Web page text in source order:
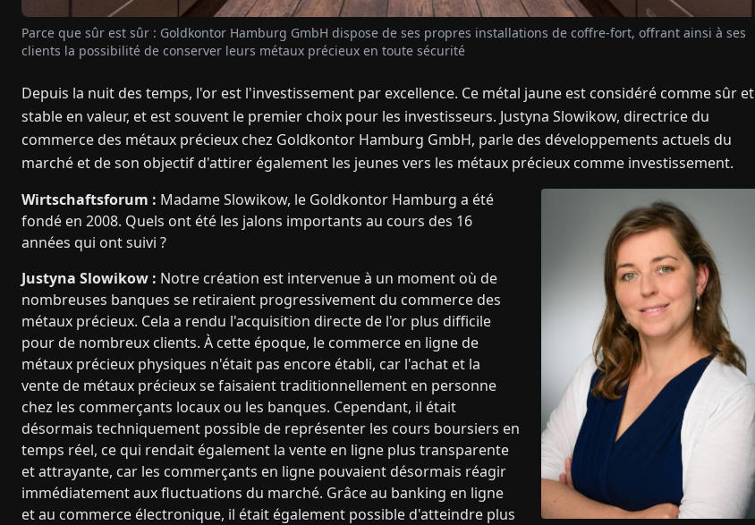
Parce que sûr est sûr : Goldkontor Hamburg GmbH dispose de ses propres installations de coffre-fort, offrant ainsi à ses
clients la possibilité de conserver leurs métaux précieux en toute sécurité
Depuis la nuit des temps, l'or est l'investissement par excellence. Ce métal jaune est considéré comme sûr et
stable en valeur, et est souvent le premier choix pour les investisseurs. Justyna Slowikow, directrice du
commerce des métaux précieux chez Goldkontor Hamburg GmbH, parle des développements actuels du
marché et de son objectif d'attirer également les jeunes vers les métaux précieux comme investissement.
Wirtschaftsforum : Madame Slowikow, le Goldkontor Hamburg a été
fondé en 2008. Quels ont été les jalons importants au cours des 16
années qui ont suivi ?
Justyna Slowikow : Notre création est intervenue à un moment où de
nombreuses banques se retiraient progressivement du commerce des
métaux précieux. Cela a rendu l'acquisition directe de l'or plus difficile
pour de nombreux clients. À cette époque, le commerce en ligne de
métaux précieux physiques n'était pas encore établi, car l'achat et la
vente de métaux précieux se faisaient traditionnellement en personne
chez les commerçants locaux ou les banques. Cependant, il était
désormais techniquement possible de représenter les cours boursiers en
temps réel, ce qui rendait également la vente en ligne plus transparente
et attrayante, car les commerçants en ligne pouvaient désormais réagir
immédiatement aux fluctuations du marché. Grâce au banking en ligne
et au commerce électronique, il était également possible d'atteindre plus